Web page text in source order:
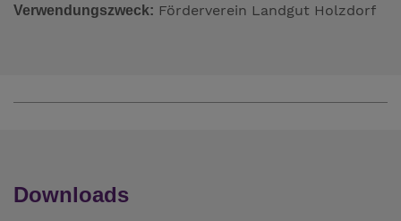
Verwendungszweck: Förderverein Landgut Holzdorf
Downloads